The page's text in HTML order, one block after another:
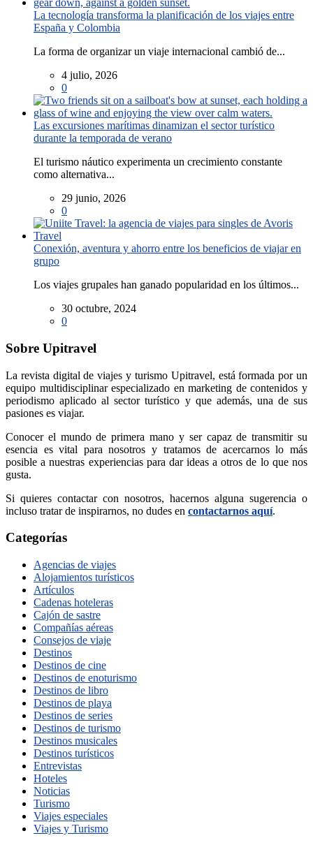
La tecnología transforma la planificación de los viajes entre
España y Colombia
La forma de organizar un viaje internacional cambió de...
4 julio, 2026
0
Las excursiones marítimas dinamizan el sector turístico
durante la temporada de verano
El turismo náutico experimenta un crecimiento constante
como alternativa...
29 junio, 2026
0
Conexión, aventura y ahorro entre los beneficios de viajar en
grupo
Los viajes grupales han ganado popularidad en los últimos...
30 octubre, 2024
0
Sobre Upitravel
La revista digital de viajes y turismo Upitravel, está formada por un
equipo multidisciplinar especializado en marketing de contenidos y
periodismo aplicado al sector turístico y que además, una de sus
pasiones es viajar.
Conocer el mundo de primera mano y ser capaz de transmitir su
esencia es vital para nosotros y tratamos de acercarnos lo más
posible a nuestras experiencias para dar ideas a otros de lo que nos
gusta.
Si quieres contactar con nosotros, hacernos alguna sugerencia o
incluso tratar de inspirarnos, no dudes en contactarnos aquí.
Categorías
Agencias de viajes
Alojamientos turísticos
Artículos
Cadenas hoteleras
Cajón de sastre
Compañías aéreas
Consejos de viaje
Destinos
Destinos de cine
Destinos de enoturismo
Destinos de libro
Destinos de playa
Destinos de series
Destinos de turismo
Destinos musicales
Destinos turísticos
Entrevistas
Hoteles
Noticias
Turismo
Viajes especiales
Viajes y Turismo